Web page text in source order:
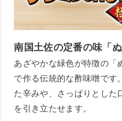
南国土佐の定番の味「ぬ
あざやかな緑色が特徴の「
で作る伝統的な酢味噌です
た辛みや、さっぱりとした
を引き立たせます。